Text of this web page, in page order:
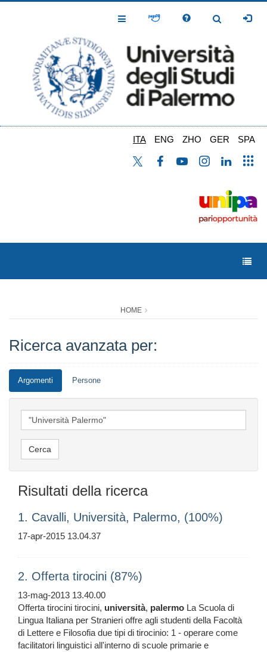
Toggle
Toggle
ITA ENG ZHO GER SPA
HOME
Ricerca avanzata per:
Argomenti Persone
Risultati della ricerca
1. Cavalli, Università, Palermo, (100%)
17-apr-2015 13.04.37
2. Offerta tirocini (87%)
13-mag-2013 13.40.00
Offerta tirocini tirocini, università, palermo La Scuola di
Lingua Italiana per Stranieri offre agli studenti della Facoltà
di Lettere e Filosofia due tipi di tirocinio: 1 - operare come
facilitatori linguistici all'interno di scuole primarie e